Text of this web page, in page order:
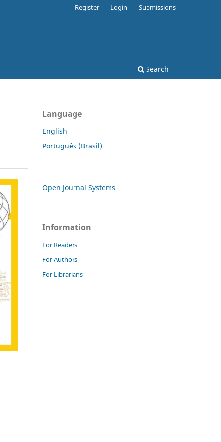
Search
Register Login Submissions
Language
English
Português (Brasil)
Open Journal Systems
Information
For Readers
For Authors
For Librarians